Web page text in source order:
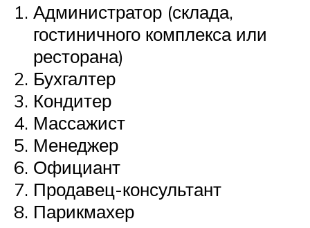
Администратор (склада,
гостиничного комплекса или
ресторана)
Бухгалтер
Кондитер
Массажист
Менеджер
Официант
Продавец-консультант
Парикмахер